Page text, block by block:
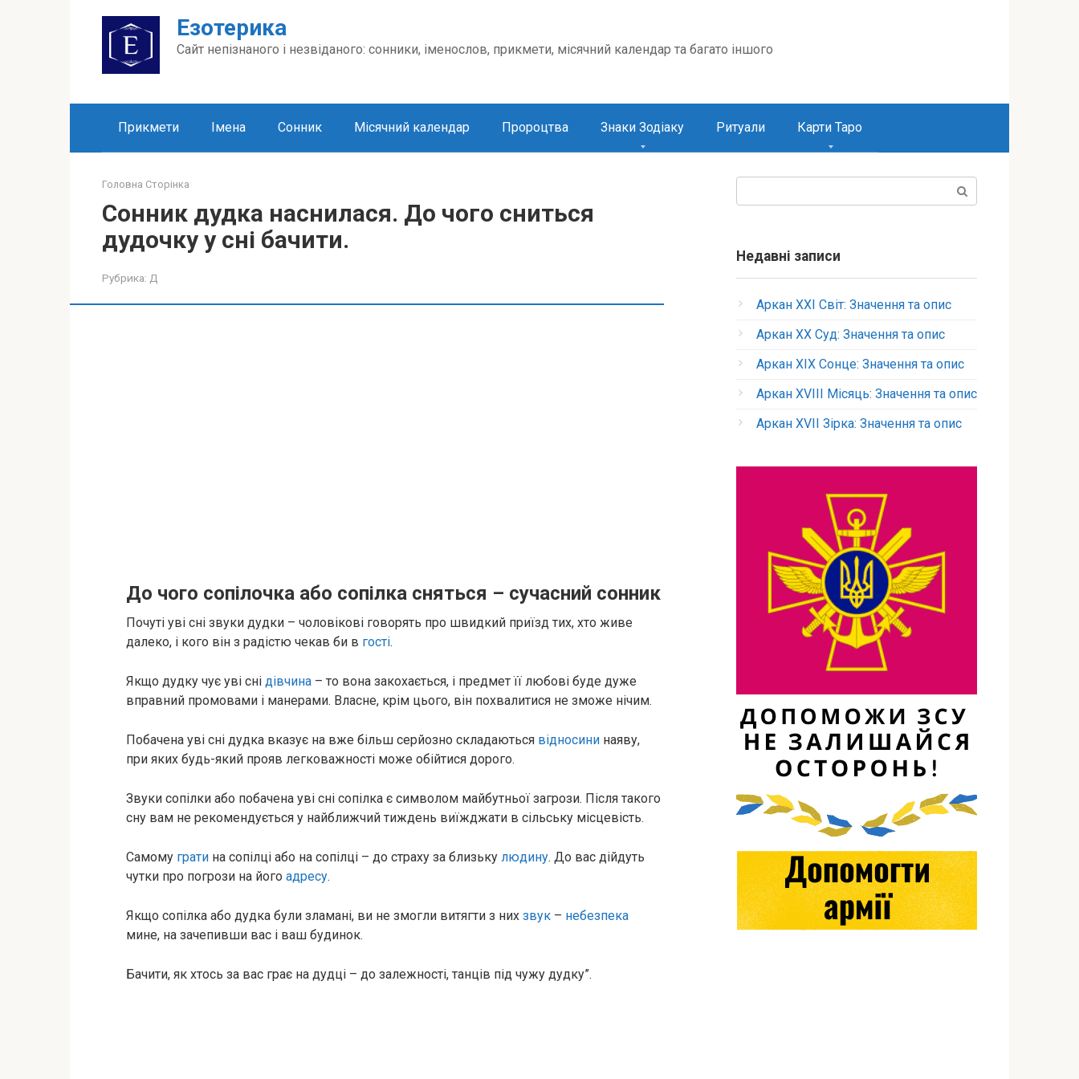
Езотерика
Сайт непізнаного і незвіданого: сонники, іменослов, прикмети, місячний календар та багато іншого
Прикмети Імена Сонник Місячний календар Пророцтва Знаки Зодіаку Ритуали Карти Таро
Головна Сторінка
Сонник дудка наснилася. До чого сниться
дудочку у сні бачити.
Рубрика: Д
До чого сопілочка або сопілка сняться – сучасний сонник
Почуті уві сні звуки дудки – чоловікові говорять про швидкий приїзд тих, хто живе
далеко, і кого він з радістю чекав би в гості.
Якщо дудку чує уві сні дівчина – то вона закохається, і предмет її любові буде дуже
вправний промовами і манерами. Власне, крім цього, він похвалитися не зможе нічим.
Побачена уві сні дудка вказує на вже більш серйозно складаються відносини наяву,
при яких будь-який прояв легковажності може обійтися дорого.
Звуки сопілки або побачена уві сні сопілка є символом майбутньої загрози. Після такого
сну вам не рекомендується у найближчий тиждень виїжджати в сільську місцевість.
Самому грати на сопілці або на сопілці – до страху за близьку людину. До вас дійдуть
чутки про погрози на його адресу.
Якщо сопілка або дудка були зламані, ви не змогли витягти з них звук – небезпека
мине, на зачепивши вас і ваш будинок.
Бачити, як хтось за вас грає на дудці – до залежності, танців під чужу дудку”.
Недавні записи
Аркан XXI Світ: Значення та опис
Аркан XX Суд: Значення та опис
Аркан XIX Сонце: Значення та опис
Аркан XVIII Місяць: Значення та опис
Аркан XVII Зірка: Значення та опис